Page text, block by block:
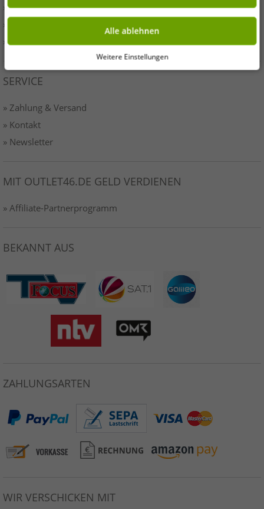
» AGB
» Datenschutz
» Impressum-o46
SERVICE
» Zahlung & Versand
» Kontakt
» Newsletter
MIT OUTLET46.DE GELD VERDIENEN
» Affiliate-Partnerprogramm
BEKANNT AUS
ZAHLUNGSARTEN
WIR VERSCHICKEN MIT
Alle ablehnen
Weitere Einstellungen